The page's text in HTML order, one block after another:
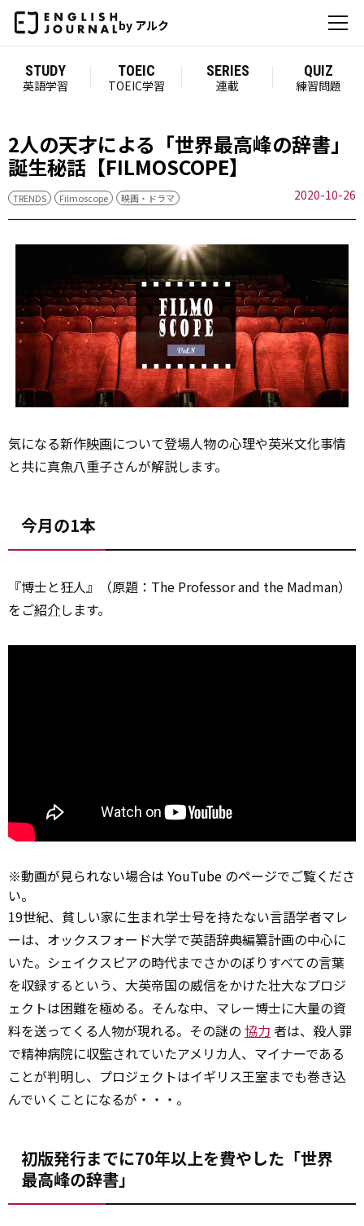
by アルク
STUDY
英語学習
TOEIC
TOEIC学習
SERIES
連載
QUIZ
練習問題
2人の天才による「世界最高峰の辞書」
誕生秘話【FILMOSCOPE】
TRENDS Filmoscope 映画・ドラマ 2020-10-26
気になる新作映画について登場人物の心理や英米文化事情
と共に真魚八重子さんが解説します。
今月の1本
『博士と狂人』（原題：The Professor and the Madman）
をご紹介します。
※動画が見られない場合は YouTube のページでご覧くださ
い。
19世紀、貧しい家に生まれ学士号を持たない言語学者マレ
ーは、オックスフォード大学で英語辞典編纂計画の中心に
いた。シェイクスピアの時代までさかのぼりすべての言葉
を収録するという、大英帝国の威信をかけた壮大なプロジ
ェクトは困難を極める。そんな中、マレー博士に大量の資
料を送ってくる人物が現れる。その謎の 協力 者は、殺人罪
で精神病院に収監されていたアメリカ人、マイナーである
ことが判明し、プロジェクトはイギリス王室までも巻き込
んでいくことになるが・・・。
初版発行までに70年以上を費やした「世界
最高峰の辞書」